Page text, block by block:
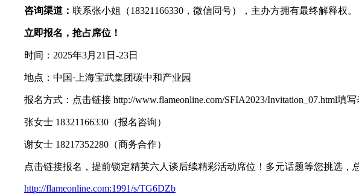
咨询渠道： 联系张小姐（18321166330，微信同号），主办方拥有最终解释权。
立即报名，抢占席位！
时间：2025年3月21日-23日
地点：中国·上海宝武集团碳中和产业园
报名方式：点击链接 http://www.flameonline.com/SFIA2023/Invitation_07.html填写
张女士 18321166330（报名咨询）
谢女士 18217352280（商务合作）
点击链接报名，提前锁定精英六人谈后续精彩活动席位！多元话题等您挑选，
http://flameonline.com:1991/s/TG6DZb